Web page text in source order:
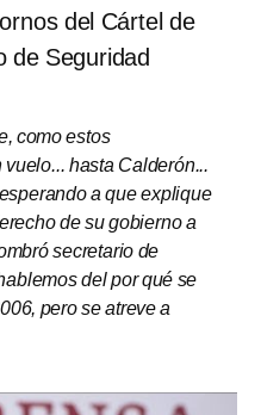
del Cártel de
de Seguridad
como estos
hasta Calderón...
a que explique
de su gobierno a
secretario de
del por qué se
pero se atreve a